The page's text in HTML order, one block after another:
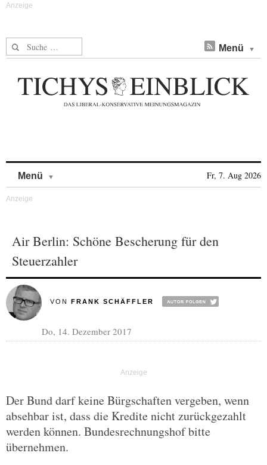
Suche nach: Menü
Menü Fr, 7. Aug 2026
Air Berlin: Schöne Bescherung für den
Steuerzahler
VON FRANK SCHÄFFLER
Do, 14. Dezember 2017
Der Bund darf keine Bürgschaften vergeben, wenn
absehbar ist, dass die Kredite nicht zurückgezahlt
werden können. Bundesrechnungshof bitte
übernehmen.